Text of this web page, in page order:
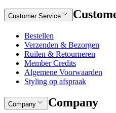
Customer Service
Bestellen
Verzenden & Bezorgen
Ruilen & Retourneren
Member Credits
Algemene Voorwaarden
Styling op afspraak
Company Company